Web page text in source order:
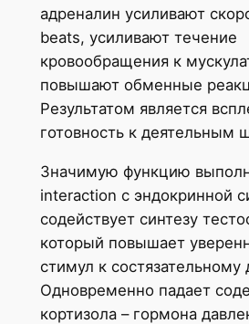
адреналин усиливают
beats, усиливают течение
кровообращения к
повышают обменные
Результатом является
готовность к деятельным
Значимую функцию
interaction с эндокринной
содействует синтезу
который повышает
стимул к состязательному
Одновременно падает
кортизола – гормона